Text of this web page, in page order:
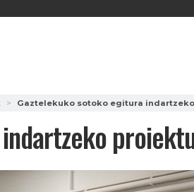
Gaztelekuko sotoko egitura